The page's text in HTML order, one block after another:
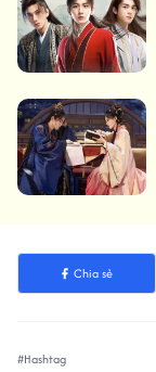
Chia sẻ
#Hashtag